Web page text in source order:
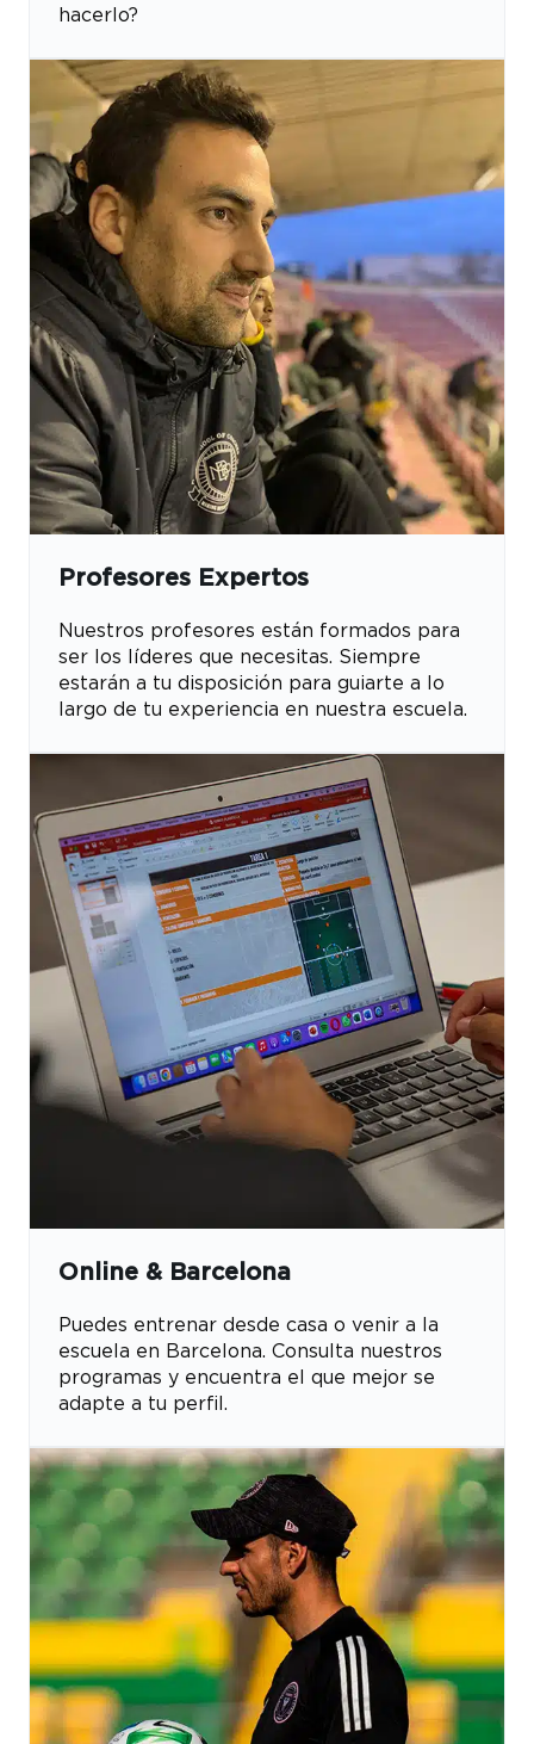
hacerlo?
Profesores Expertos
Nuestros profesores están formados para
ser los líderes que necesitas. Siempre
estarán a tu disposición para guiarte a lo
largo de tu experiencia en nuestra escuela.
Online & Barcelona
Puedes entrenar desde casa o venir a la
escuela en Barcelona. Consulta nuestros
programas y encuentra el que mejor se
adapte a tu perfil.